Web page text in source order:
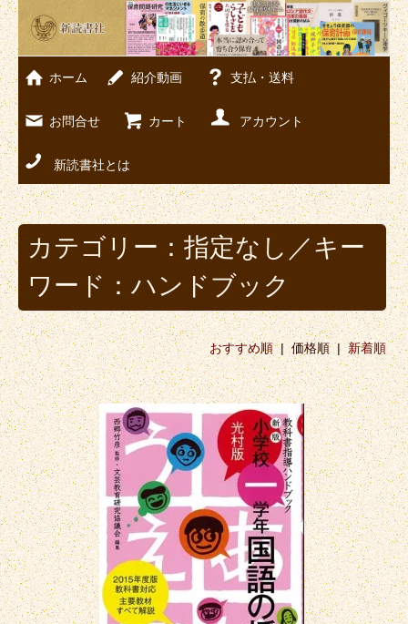
ホーム 紹介動画 支払・送料
お問合せ カート アカウント
新読書社とは
カテゴリー：指定なし／キー
ワード：ハンドブック
おすすめ順| 価格順 |新着順